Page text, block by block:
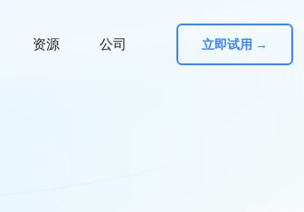
资源 公司 立即试用 →